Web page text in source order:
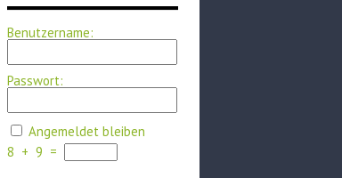
Benutzername:
Passwort:
Angemeldet bleiben
8 + 9 =